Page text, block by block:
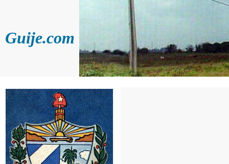
Guije.com